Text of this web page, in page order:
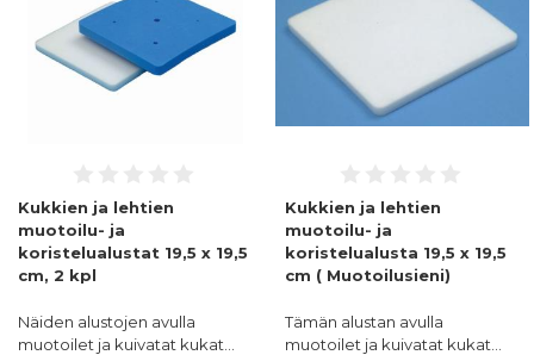
Kukkien ja lehtien
muotoilu- ja
koristelualustat 19,5 x 19,5
cm, 2 kpl
Näiden alustojen avulla
muotoilet ja kuivatat kukat…
Kukkien ja lehtien
muotoilu- ja
koristelualusta 19,5 x 19,5
cm ( Muotoilusieni)
Tämän alustan avulla
muotoilet ja kuivatat kukat…